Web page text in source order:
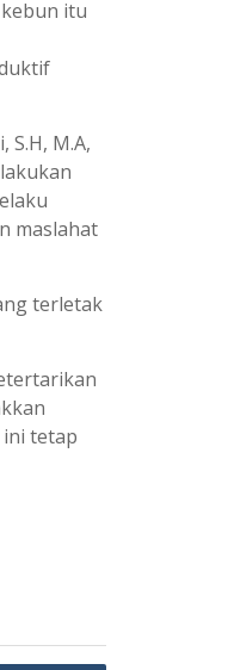
itu
M.A,
maslahat
terletak
tetap